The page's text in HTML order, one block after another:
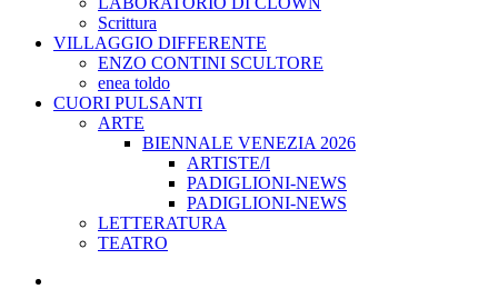
Scrittura
VILLAGGIO DIFFERENTE
ENZO CONTINI SCULTORE
enea toldo
CUORI PULSANTI
ARTE
BIENNALE VENEZIA 2026
ARTISTE/I
PADIGLIONI-NEWS
PADIGLIONI-NEWS
LETTERATURA
TEATRO